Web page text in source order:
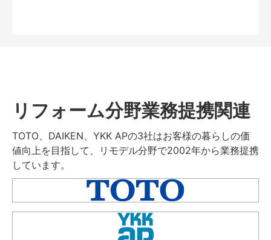
リフォーム分野業務提携関連
TOTO、DAIKEN、YKK APの3社はお客様の暮らしの価
値向上を目指して、リモデル分野で2002年から業務提携
しています。